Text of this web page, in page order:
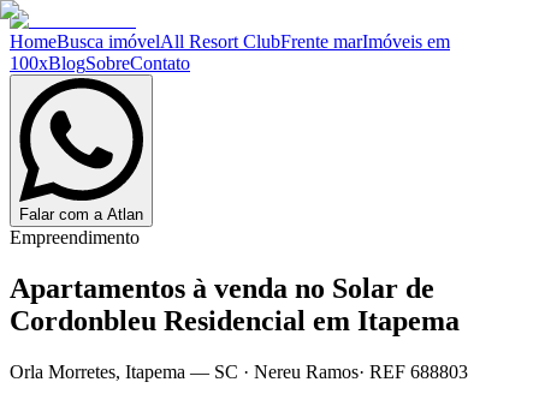
HomeBusca imóvelAll Resort ClubFrente marImóveis em
100xBlogSobreContato
Falar com a Atlan
Empreendimento
Apartamentos à venda no Solar de
Cordonbleu Residencial em Itapema
Orla Morretes, Itapema — SC · Nereu Ramos· REF 688803